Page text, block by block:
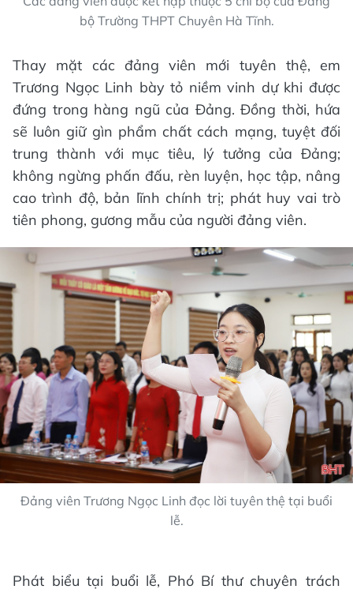
bộ Trường THPT Chuyên Hà Tĩnh.
Thay mặt các đảng viên mới tuyên thệ, em
Trương Ngọc Linh bày tỏ niềm vinh dự khi được
đứng trong hàng ngũ của Đảng. Đồng thời, hứa
sẽ luôn giữ gìn phẩm chất cách mạng, tuyệt đối
trung thành với mục tiêu, lý tưởng của Đảng;
không ngừng phấn đấu, rèn luyện, học tập, nâng
cao trình độ, bản lĩnh chính trị; phát huy vai trò
tiên phong, gương mẫu của người đảng viên.
Đảng viên Trương Ngọc Linh đọc lời tuyên thệ tại buổi
lễ.
Phát biểu tại buổi lễ, Phó Bí thư chuyên trách